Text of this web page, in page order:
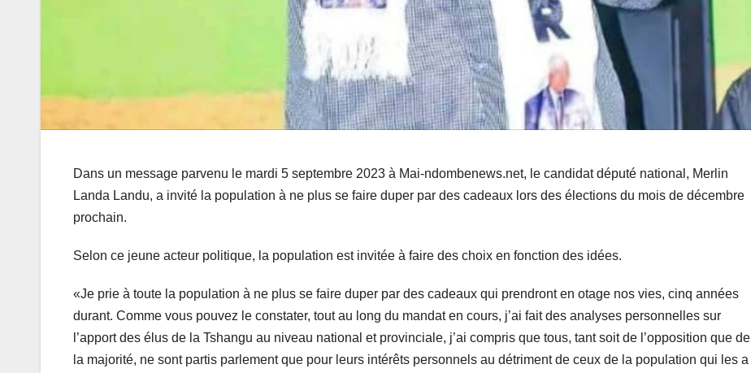
Dans un message parvenu le mardi 5 septembre 2023 à Mai-ndombenews.net, le candidat député national, Merlin
Landa Landu, a invité la population à ne plus se faire duper par des cadeaux lors des élections du mois de décembre
prochain.
Selon ce jeune acteur politique, la population est invitée à faire des choix en fonction des idées.
«Je prie à toute la population à ne plus se faire duper par des cadeaux qui prendront en otage nos vies, cinq années
durant. Comme vous pouvez le constater, tout au long du mandat en cours, j’ai fait des analyses personnelles sur
l’apport des élus de la Tshangu au niveau national et provinciale, j’ai compris que tous, tant soit de l’opposition que de
la majorité, ne sont partis parlement que pour leurs intérêts personnels au détriment de ceux de la population qui les a